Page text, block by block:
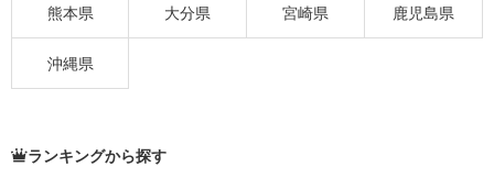
熊本県 大分県 宮崎県 鹿児島県
沖縄県
ランキングから探す